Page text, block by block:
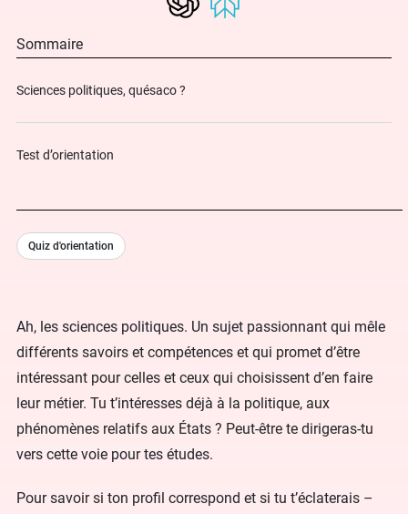
Ah, les sciences politiques. Un sujet passionnant qui mêle
différents savoirs et compétences et qui promet d’être
intéressant pour celles et ceux qui choisissent d’en faire
leur métier. Tu t’intéresses déjà à la politique, aux
phénomènes relatifs aux États ? Peut-être te dirigeras-tu
vers cette voie pour tes études.
Pour savoir si ton profil correspond et si tu t’éclaterais –
Sommaire
Sciences politiques, quésaco ?
Test d’orientation
Quiz d'orientation